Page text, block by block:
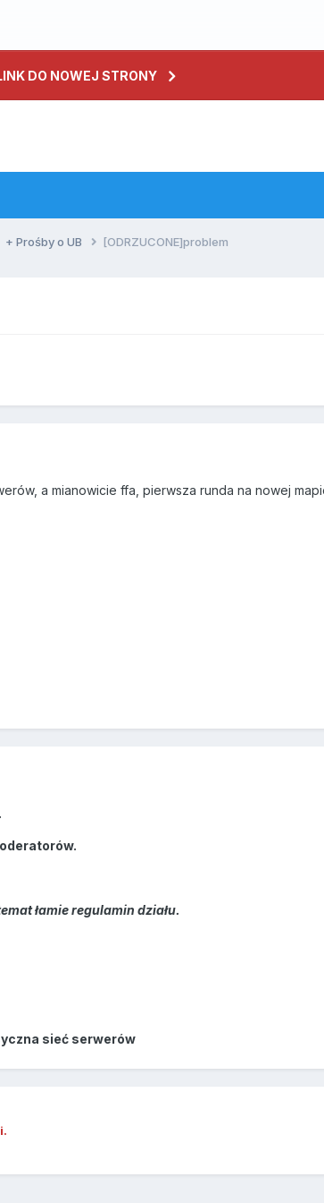
DO NOWEJ STRONY
+ Prośby o UB [ODRZUCONE]problem
a mianowicie ffa, pierwsza runda na nowej
łamie regulamin działu.
sieć serwerów